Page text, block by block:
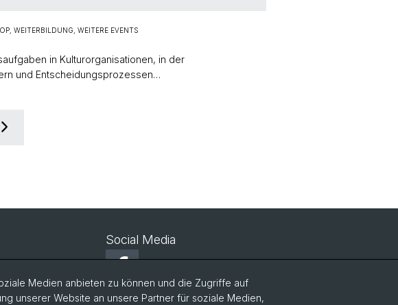
WEITERBILDUNG, WEITERE EVENTS
in Kulturorganisationen, in der
und Entscheidungsprozessen…
Social Media
Medien anbieten zu können und die Zugriffe auf
unserer Website an unsere Partner für soziale Medien,